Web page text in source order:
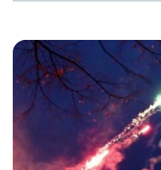
Repressionsorganen
Linie verinnerlicht
richtigen Seite der
Aufbruch, von einem